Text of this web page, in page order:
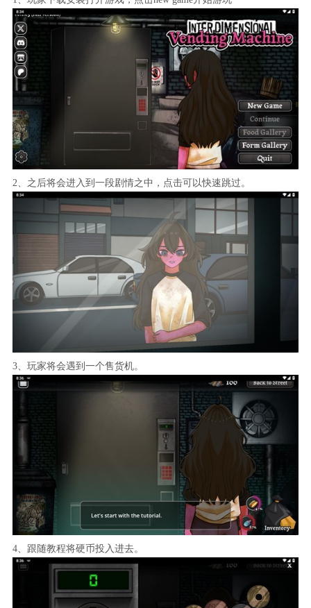
2、之后将会进入到一段剧情之中，点击可以快速跳过。
3、玩家将会遇到一个售货机。
4、跟随教程将硬币投入进去。